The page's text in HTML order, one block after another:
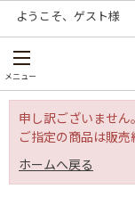
ようこそ、 ゲスト様
メニュー
申し訳ございません。
ご指定の商品は販売
ホームへ戻る